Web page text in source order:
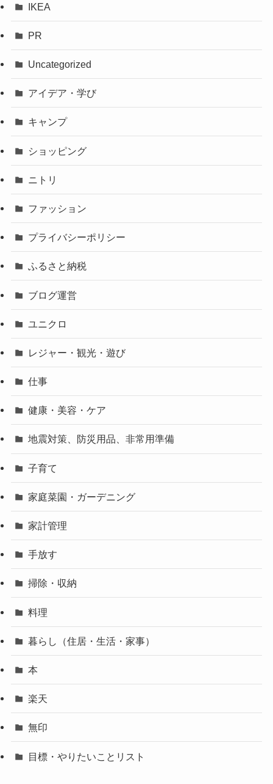
IKEA
PR
Uncategorized
アイデア・学び
キャンプ
ショッピング
ニトリ
ファッション
プライバシーポリシー
ふるさと納税
ブログ運営
ユニクロ
レジャー・観光・遊び
仕事
健康・美容・ケア
地震対策、防災用品、非常用準備
子育て
家庭菜園・ガーデニング
家計管理
手放す
掃除・収納
料理
暮らし（住居・生活・家事）
本
楽天
無印
目標・やりたいことリスト